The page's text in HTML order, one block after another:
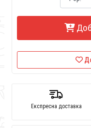
Експресна доставка